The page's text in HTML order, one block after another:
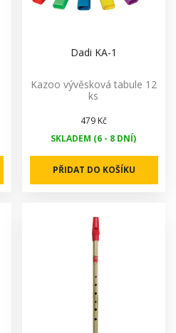
Dadi KA-1
Kazoo vývěsková tabule 12
ks
479 Kč
SKLADEM (6 - 8 DNÍ)
PŘIDAT DO KOŠÍKU